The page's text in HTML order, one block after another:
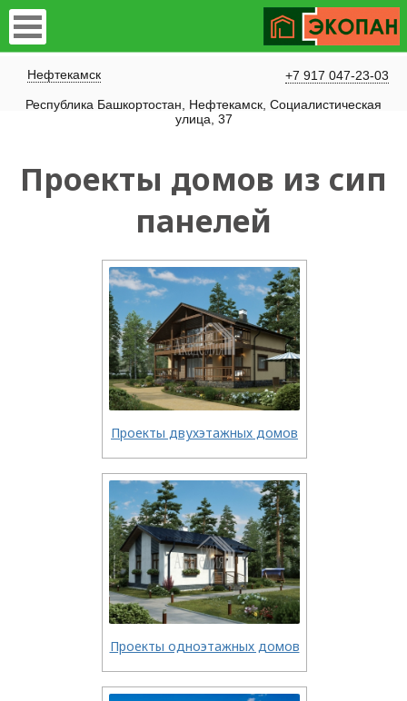
Нефтекамск
+7 917 047-23-03
Республика Башкортостан, Нефтекамск, Социалистическая
улица, 37
Проекты домов из сип
панелей
Проекты двухэтажных домов
Проекты одноэтажных домов